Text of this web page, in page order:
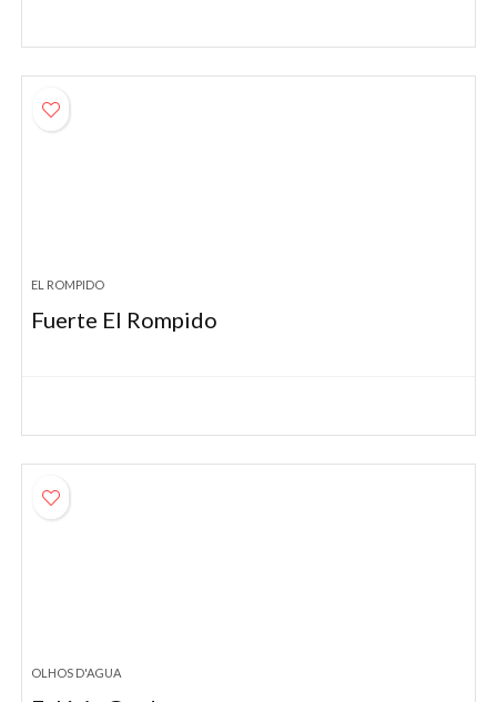
EL ROMPIDO
Fuerte El Rompido
OLHOS D'AGUA